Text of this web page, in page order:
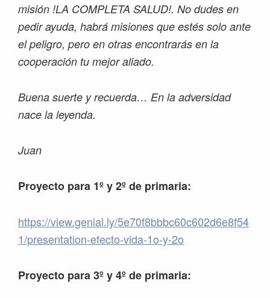
misión !LA COMPLETA SALUD!. No dudes en
pedir ayuda, habrá misiones que estés solo ante
el peligro, pero en otras encontrarás en la
cooperación tu mejor aliado.
Buena suerte y recuerda… En la adversidad
nace la leyenda.
Juan
Proyecto para 1º y 2º de primaria:
https://view.genial.ly/5e70f8bbbc60c602d6e8f54
1/presentation-efecto-vida-1o-y-2o
Proyecto para 3º y 4º de primaria: